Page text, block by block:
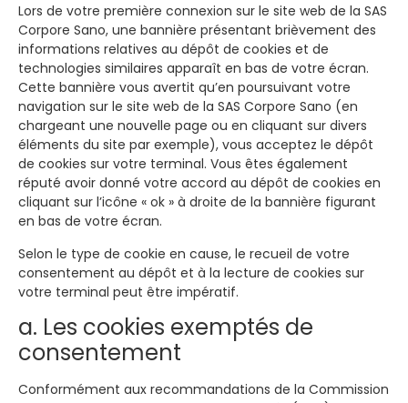
Lors de votre première connexion sur le site web de la SAS
Corpore Sano, une bannière présentant brièvement des
informations relatives au dépôt de cookies et de
technologies similaires apparaît en bas de votre écran.
Cette bannière vous avertit qu’en poursuivant votre
navigation sur le site web de la SAS Corpore Sano (en
chargeant une nouvelle page ou en cliquant sur divers
éléments du site par exemple), vous acceptez le dépôt
de cookies sur votre terminal. Vous êtes également
réputé avoir donné votre accord au dépôt de cookies en
cliquant sur l’icône « ok » à droite de la bannière figurant
en bas de votre écran.
Selon le type de cookie en cause, le recueil de votre
consentement au dépôt et à la lecture de cookies sur
votre terminal peut être impératif.
a. Les cookies exemptés de
consentement
Conformément aux recommandations de la Commission